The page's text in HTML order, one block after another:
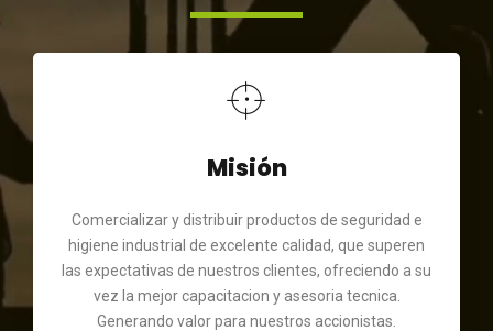
Misión
Comercializar y distribuir productos de seguridad e
higiene industrial de excelente calidad, que superen
las expectativas de nuestros clientes, ofreciendo a su
vez la mejor capacitacion y asesoria tecnica.
Generando valor para nuestros accionistas.